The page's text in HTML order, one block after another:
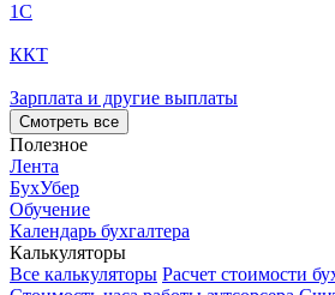
1С
ККТ
Зарплата и другие выплаты
Смотреть все
Полезное
Лента
БухУбер
Обучение
Календарь бухгалтера
Калькуляторы
Все калькуляторы Расчет стоимости